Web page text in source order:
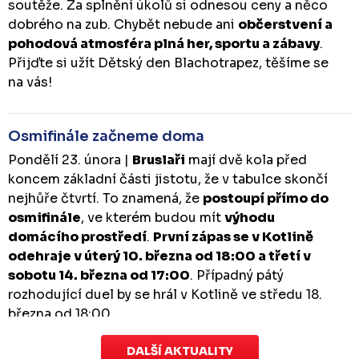
soutěže. Za splnění úkolů si odnesou ceny a něco
dobrého na zub. Chybět nebude ani občerstvení a
pohodová atmosféra plná her, sportu a zábavy.
Přijďte si užít Dětský den Blachotrapez, těšíme se
na vás!
Osmifinále začneme doma
Pondělí 23. února | Bruslaři mají dvě kola před
koncem základní části jistotu, že v tabulce skončí
nejhůře čtvrtí. To znamená, že postoupí přímo do
osmifinále, ve kterém budou mítvýhodu
domácího prostředí. První zápas se v Kotlině
odehraje v úterý 10. března od 18:00 a třetí v
sobotu 14. března od 17:00. Případný pátý
rozhodující duel by se hrál v Kotlině ve středu 18.
března od 18:00.
DALŠÍ AKTUALITY